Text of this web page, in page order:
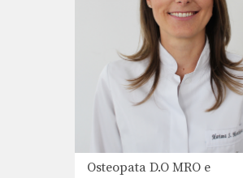
Osteopata D.O MRO e